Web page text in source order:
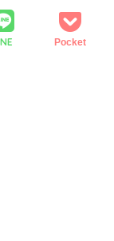
Pocket